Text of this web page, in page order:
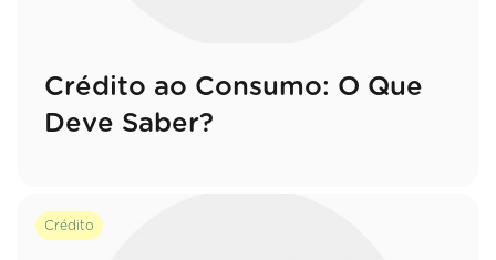
Crédito ao Consumo: O Que
Deve Saber?
Crédito